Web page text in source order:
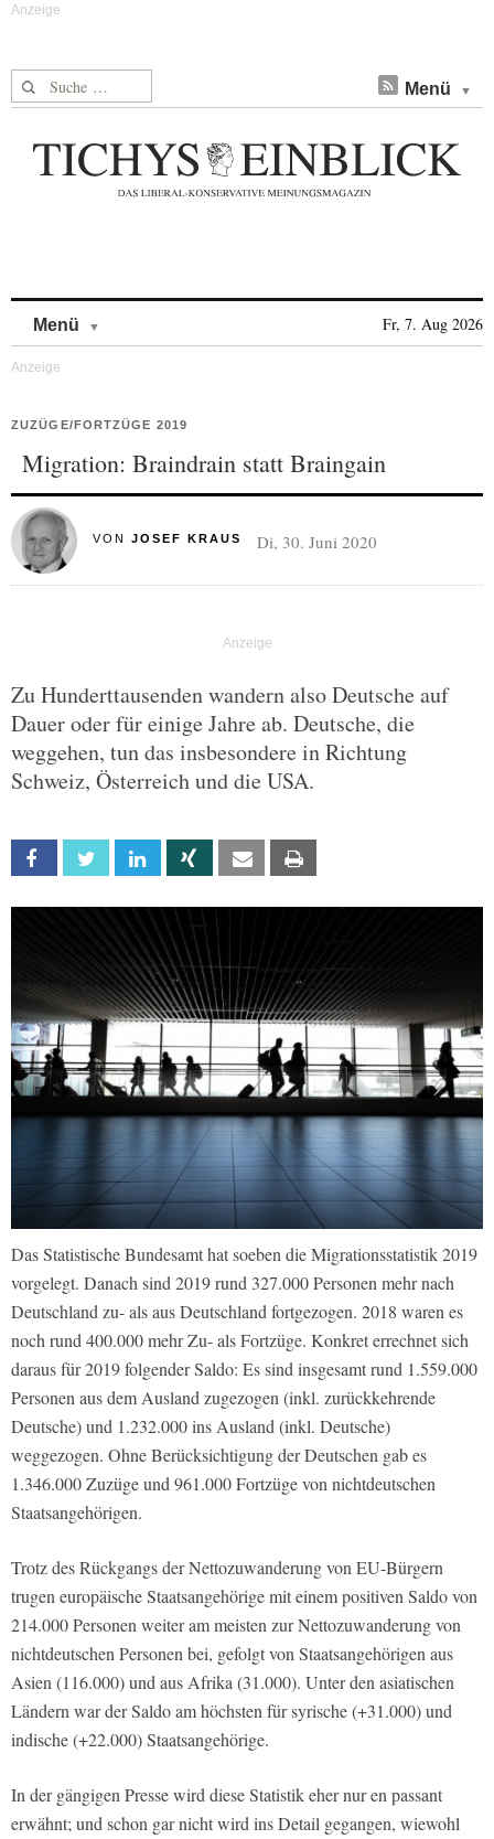
Suche nach: Menü
Menü Fr, 7. Aug 2026
ZUZÜGE/FORTZÜGE 2019
Migration: Braindrain statt Braingain
VON JOSEF KRAUS Di, 30. Juni 2020
Zu Hunderttausenden wandern also Deutsche auf
Dauer oder für einige Jahre ab. Deutsche, die
weggehen, tun das insbesondere in Richtung
Schweiz, Österreich und die USA.
Facebook Twitter Linkedin Xing Email
Das Statistische Bundesamt hat soeben die Migrationsstatistik 2019
vorgelegt. Danach sind 2019 rund 327.000 Personen mehr nach
Deutschland zu- als aus Deutschland fortgezogen. 2018 waren es
noch rund 400.000 mehr Zu- als Fortzüge. Konkret errechnet sich
daraus für 2019 folgender Saldo: Es sind insgesamt rund 1.559.000
Personen aus dem Ausland zugezogen (inkl. zurückkehrende
Deutsche) und 1.232.000 ins Ausland (inkl. Deutsche)
weggezogen. Ohne Berücksichtigung der Deutschen gab es
1.346.000 Zuzüge und 961.000 Fortzüge von nichtdeutschen
Staatsangehörigen.
Trotz des Rückgangs der Nettozuwanderung von EU-Bürgern
trugen europäische Staatsangehörige mit einem positiven Saldo von
214.000 Personen weiter am meisten zur Nettozuwanderung von
nichtdeutschen Personen bei, gefolgt von Staatsangehörigen aus
Asien (116.000) und aus Afrika (31.000). Unter den asiatischen
Ländern war der Saldo am höchsten für syrische (+31.000) und
indische (+22.000) Staatsangehörige.
In der gängigen Presse wird diese Statistik eher nur en passant
erwähnt; und schon gar nicht wird ins Detail gegangen, wiewohl